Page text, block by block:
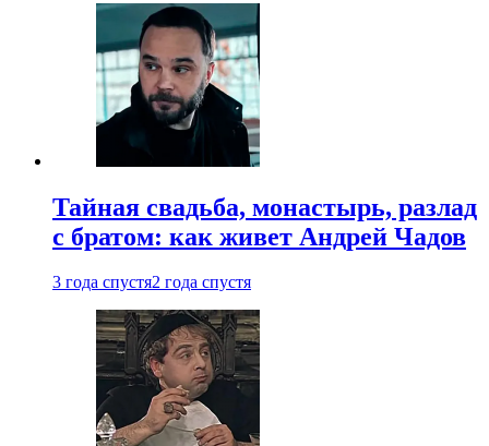
Тайная свадьба, монастырь, разлад
с братом: как живет Андрей Чадов
3 года спустя2 года спустя